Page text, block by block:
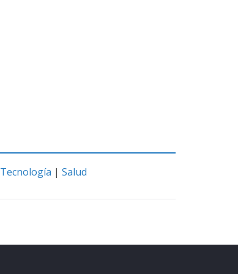
Tecnología | Salud